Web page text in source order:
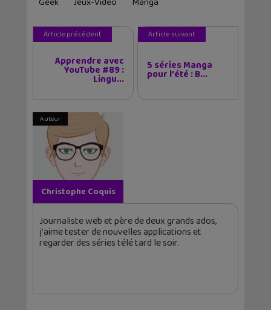
Article précédent
Apprendre avec
YouTube #89 :
Lingu...
Article suivant
5 séries Manga
pour l'été : B...
Auteur
Christophe Coquis
Journaliste web et père de deux grands ados,
j'aime tester de nouvelles applications et
regarder des séries télé tard le soir.